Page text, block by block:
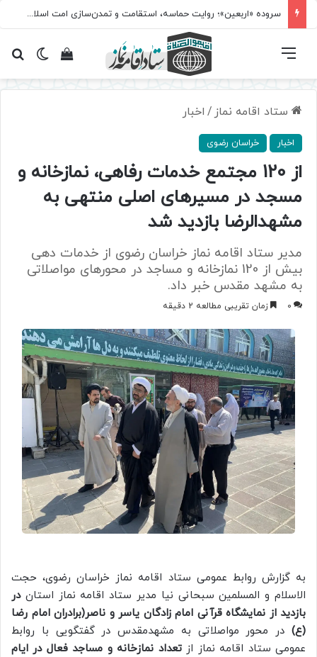
مسابقه سراسری «نماز؛ میراث کربلا» برگزار می‌شود
تغییرمشاهده فهرست
ستاد اقامه نماز / اخبار
اخبار خراسان رضوی
از 120 مجتمع خدمات رفاهی، نمازخانه و
مسجد در مسیرهای اصلی منتهی به
مشهدالرضا بازدید شد
مدیر ستاد اقامه نماز خراسان رضوی از خدمات دهی
بیش از 120 نمازخانه و مساجد در محورهای مواصلاتی
به مشهد مقدس خبر داد.
0 زمان تقریبی مطالعه 2 دقیقه
به گزارش روابط عمومی ستاد اقامه نماز خراسان رضوی، حجت
الاسلام و المسلمین سبحانی نیا مدیر ستاد اقامه نماز استاندر
بازدید از نمایشگاه قرآنی امام زادگان یاسر و ناصر(برادران امام رضا
(ع) در محور مواصلاتی به مشهدمقدس در گفتگویی با روابط
عمومی ستاد اقامه نماز ازتعداد نمازخانه و مساجد فعال در ایام